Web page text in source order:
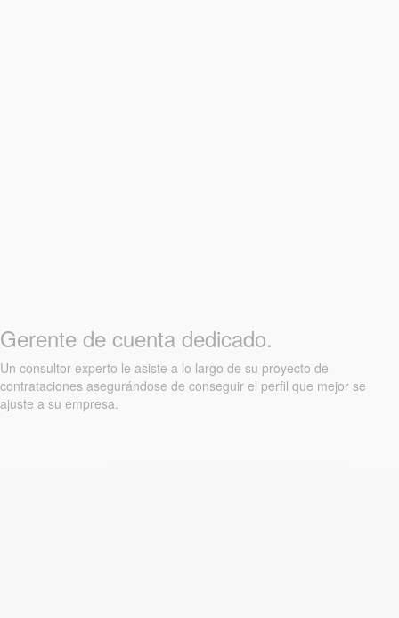
Gerente de cuenta dedicado.
Un consultor experto le asiste a lo largo de su proyecto de
contrataciones asegurándose de conseguir el perfil que mejor se
ajuste a su empresa.